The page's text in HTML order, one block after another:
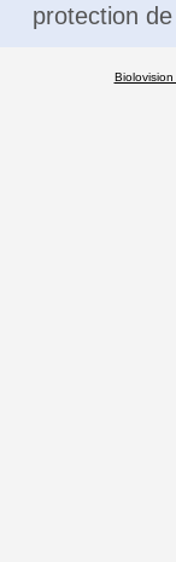
protection
Biolovision